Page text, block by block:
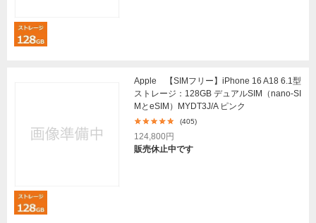
Apple 【SIMフリー】iPhone 16 A18 6.1型
ストレージ：128GB デュアルSIM（nano-SI
MとeSIM）MYDT3J/A ピンク
(405)
124,800円
販売休止中です